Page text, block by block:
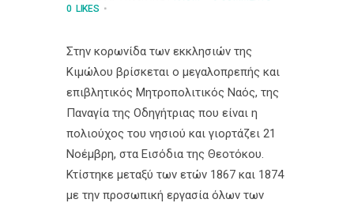
0 LIKES
Στην κορωνίδα των εκκλησιών της
Κιμώλου βρίσκεται ο μεγαλοπρεπής και
επιβλητικός Μητροπολιτικός Ναός, της
Παναγία της Οδηγήτριας που είναι η
πολιούχος του νησιού και γιορτάζει 21
Νοέμβρη, στα Εισόδια της Θεοτόκου.
Κτίστηκε μεταξύ των ετών 1867 και 1874
με την προσωπική εργασία όλων των